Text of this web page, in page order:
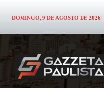
DOMINGO, 9 DE AGOSTO DE 2026